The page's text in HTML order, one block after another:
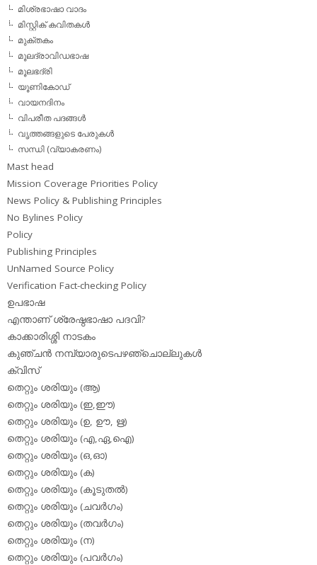
മിശ്രഭാഷാ വാദം
മിസ്റ്റിക് കവിതകള്‍
മുക്തകം
മൂലദ്രാവിഡഭാഷ
മൂലഭദ്രി
യൂണികോഡ്
വായനദിനം
വിപരീത പദങ്ങള്‍
വൃത്തങ്ങളുടെ പേരുകള്‍
സന്ധി (വ്യാകരണം)
Mast head
Mission Coverage Priorities Policy
News Policy & Publishing Principles
No Bylines Policy
Policy
Publishing Principles
UnNamed Source Policy
Verification Fact-checking Policy
ഉപഭാഷ
എന്താണ് ശ്രേഷ്ഠഭാഷാ പദവി?
കാക്കാരിശ്ശി നാടകം
കുഞ്ചന്‍ നമ്പ്യാരുടെപഴഞ്ചൊല്ലുകള്‍
ക്വിസ്
തെറ്റും ശരിയും (ആ)
തെറ്റും ശരിയും (ഇ,ഈ)
തെറ്റും ശരിയും (ഉ, ഊ, ഋ)
തെറ്റും ശരിയും (എ,ഏ,ഐ)
തെറ്റും ശരിയും (ഒ,ഓ)
തെറ്റും ശരിയും (ക)
തെറ്റും ശരിയും (കൂടുതല്‍)
തെറ്റും ശരിയും (ചവര്‍ഗം)
തെറ്റും ശരിയും (തവര്‍ഗം)
തെറ്റും ശരിയും (ന)
തെറ്റും ശരിയും (പവര്‍ഗം)